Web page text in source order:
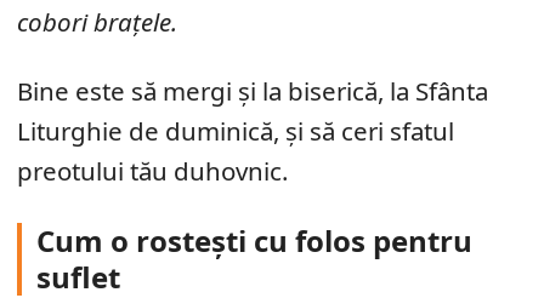
cobori brațele.
Bine este să mergi și la biserică, la Sfânta
Liturghie de duminică, și să ceri sfatul
preotului tău duhovnic.
Cum o rostești cu folos pentru
suflet